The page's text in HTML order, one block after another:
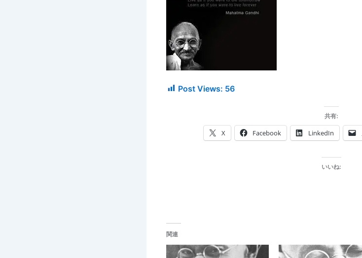
Post Views: 56
共有:
X Facebook LinkedIn
いいね:
関連